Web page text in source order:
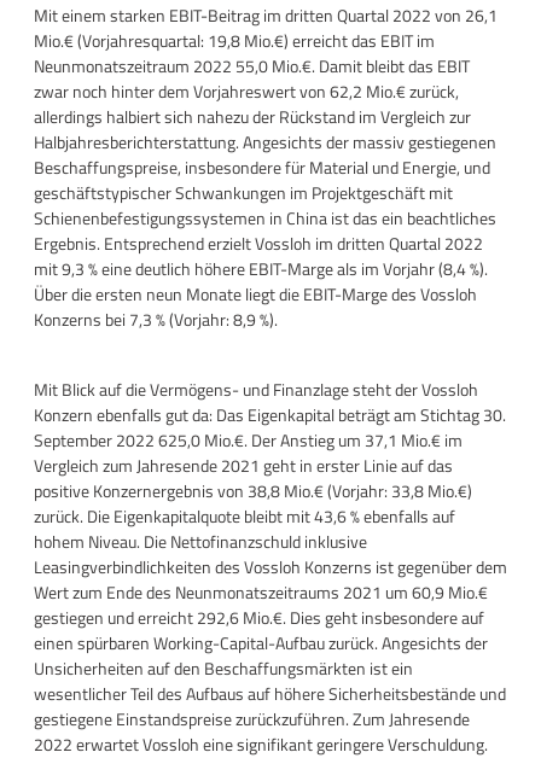
Mit einem starken EBIT-Beitrag im dritten Quartal 2022 von 26,1
Mio.€ (Vorjahresquartal: 19,8 Mio.€) erreicht das EBIT im
Neunmonatszeitraum 2022 55,0 Mio.€. Damit bleibt das EBIT
zwar noch hinter dem Vorjahreswert von 62,2 Mio.€ zurück,
allerdings halbiert sich nahezu der Rückstand im Vergleich zur
Halbjahresberichterstattung. Angesichts der massiv gestiegenen
Beschaffungspreise, insbesondere für Material und Energie, und
geschäftstypischer Schwankungen im Projektgeschäft mit
Schienenbefestigungssystemen in China ist das ein beachtliches
Ergebnis. Entsprechend erzielt Vossloh im dritten Quartal 2022
mit 9,3 % eine deutlich höhere EBIT-Marge als im Vorjahr (8,4 %).
Über die ersten neun Monate liegt die EBIT-Marge des Vossloh
Konzerns bei 7,3 % (Vorjahr: 8,9 %).
Mit Blick auf die Vermögens- und Finanzlage steht der Vossloh
Konzern ebenfalls gut da: Das Eigenkapital beträgt am Stichtag 30.
September 2022 625,0 Mio.€. Der Anstieg um 37,1 Mio.€ im
Vergleich zum Jahresende 2021 geht in erster Linie auf das
positive Konzernergebnis von 38,8 Mio.€ (Vorjahr: 33,8 Mio.€)
zurück. Die Eigenkapitalquote bleibt mit 43,6 % ebenfalls auf
hohem Niveau. Die Nettofinanzschuld inklusive
Leasingverbindlichkeiten des Vossloh Konzerns ist gegenüber dem
Wert zum Ende des Neunmonatszeitraums 2021 um 60,9 Mio.€
gestiegen und erreicht 292,6 Mio.€. Dies geht insbesondere auf
einen spürbaren Working-Capital-Aufbau zurück. Angesichts der
Unsicherheiten auf den Beschaffungsmärkten ist ein
wesentlicher Teil des Aufbaus auf höhere Sicherheitsbestände und
gestiegene Einstandspreise zurückzuführen. Zum Jahresende
2022 erwartet Vossloh eine signifikant geringere Verschuldung.